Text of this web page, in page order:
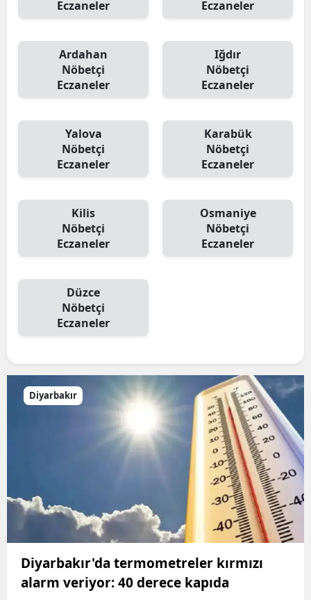
Eczaneler Eczaneler
Ardahan
Nöbetçi
Eczaneler
Iğdır
Nöbetçi
Eczaneler
Yalova
Nöbetçi
Eczaneler
Karabük
Nöbetçi
Eczaneler
Kilis
Nöbetçi
Eczaneler
Osmaniye
Nöbetçi
Eczaneler
Düzce
Nöbetçi
Eczaneler
Diyarbakır
Diyarbakır'da termometreler kırmızı
alarm veriyor: 40 derece kapıda